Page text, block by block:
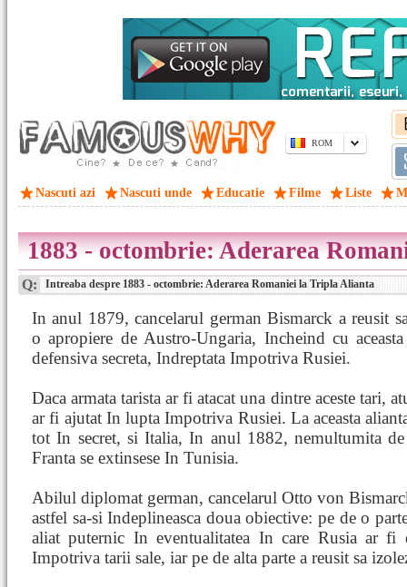
ROM
Nascuti azi Nascuti unde Educatie Filme Liste
1883 - octombrie: Aderarea
Q: Intreaba despre 1883 - octombrie: Aderarea Romaniei la Tripla Alianta
In anul 1879, cancelarul german Bismarck a reusit
o apropiere de Austro-Ungaria, Incheind cu
defensiva secreta, Indreptata Impotriva Rusiei.
Daca armata tarista ar fi atacat una dintre aceste tari,
ar fi ajutat In lupta Impotriva Rusiei. La aceasta
tot In secret, si Italia, In anul 1882, nemultumita
Franta se extinsese In Tunisia.
Abilul diplomat german, cancelarul Otto von
astfel sa-si Indeplineasca doua obiective: pe de o
aliat puternic In eventualitatea In care Rusia ar fi
Impotriva tarii sale, iar pe de alta parte a reusit sa